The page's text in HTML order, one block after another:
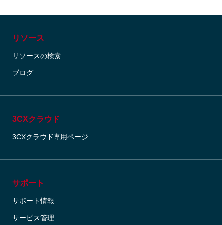
リソース
リソースの検索
ブログ
3CXクラウド
3CXクラウド専用ページ
サポート
サポート情報
サービス管理